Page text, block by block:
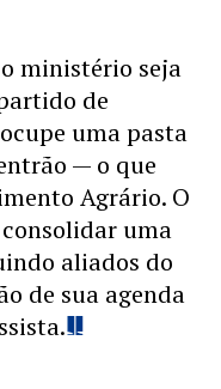
ministério seja
de
uma pasta
— o que
Agrário. O
uma
aliados do
de sua agenda